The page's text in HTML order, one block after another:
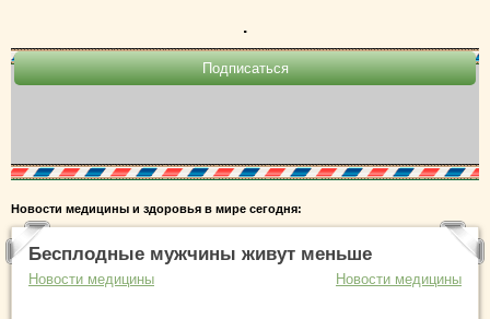
.
Новости медицины и здоровья в мире сегодня:
Бесплодные мужчины живут меньше
Новости медицины Новости медицины